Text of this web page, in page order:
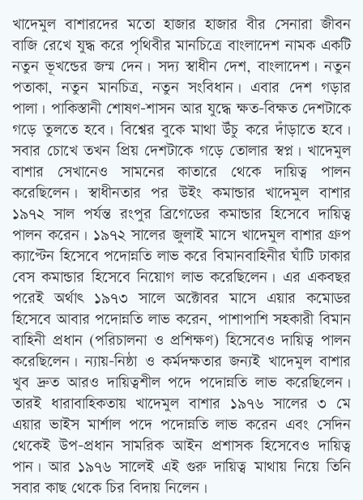
খাদেমুল বাশারদের মতো হাজার হাজার বীর সেনারা জীবন
বাজি রেখে যুদ্ধ করে পৃথিবীর মানচিত্রে বাংলাদেশ নামক একটি
নতুন ভূখন্ডের জন্ম দেন। সদ্য স্বাধীন দেশ, বাংলাদেশ। নতুন
পতাকা, নতুন মানচিত্র, নতুন সংবিধান। এবার দেশ গড়ার
পালা। পাকিস্তানী শোষণ-শাসন আর যুদ্ধে ক্ষত-বিক্ষত দেশটাকে
গড়ে তুলতে হবে। বিশ্বের বুকে মাথা উঁচু করে দাঁড়াতে হবে।
সবার চোখে তখন প্রিয় দেশটাকে গড়ে তোলার স্বপ্ন। খাদেমুল
বাশার সেখানেও সামনের কাতারে থেকে দায়িত্ব পালন
করেছিলেন। স্বাধীনতার পর উইং কমান্ডার খাদেমুল বাশার
১৯৭২ সাল পর্যন্ত রংপুর ব্রিগেডের কমান্ডার হিসেবে দায়িত্ব
পালন করেন। ১৯৭২ সালের জুলাই মাসে খাদেমুল বাশার গ্রুপ
ক্যাপ্টেন হিসেবে পদোন্নতি লাভ করে বিমানবাহিনীর ঘাঁটি ঢাকার
বেস কমান্ডার হিসেবে নিয়োগ লাভ করেছিলেন। এর একবছর
পরেই অর্থাত্‍ ১৯৭৩ সালে অক্টোবর মাসে এয়ার কমোডর
হিসেবে আবার পদোন্নতি লাভ করেন, পাশাপাশি সহকারী বিমান
বাহিনী প্রধান (পরিচালনা ও প্রশিক্ষণ) হিসেবেও দায়িত্ব পালন
করেছিলেন। ন্যায়-নিষ্ঠা ও কর্মদক্ষতার জন্যই খাদেমুল বাশার
খুব দ্রুত আরও দায়িত্বশীল পদে পদোন্নতি লাভ করেছিলেন।
তারই ধারাবাহিকতায় খাদেমুল বাশার ১৯৭৬ সালের ৩ মে
এয়ার ভাইস মার্শাল পদে পদোন্নতি লাভ করেন এবং সেদিন
থেকেই উপ-প্রধান সামরিক আইন প্রশাসক হিসেবেও দায়িত্ব
পান। আর ১৯৭৬ সালেই এই গুরু দায়িত্ব মাথায় নিয়ে তিনি
সবার কাছ থেকে চির বিদায় নিলেন।